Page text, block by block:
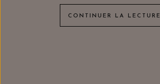
CONTINUER LA LECTURE